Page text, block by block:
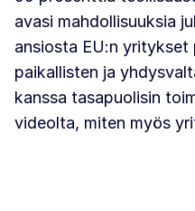
avasi mahdollisuuksia
ansiosta EU:n
paikallisten ja
kanssa tasapuolisin
videolta, miten myös